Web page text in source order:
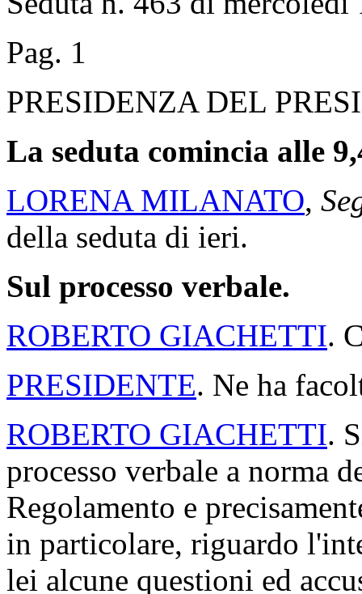
Pag. 1
PRESIDENZA DEL
La seduta comincia alle
LORENA MILANATO,
della seduta di ieri.
Sul processo verbale.
ROBERTO GIACHETTI.
PRESIDENTE. Ne ha
ROBERTO GIACHETTI.
processo verbale a norma
Regolamento e
in particolare, riguardo
lei alcune questioni ed